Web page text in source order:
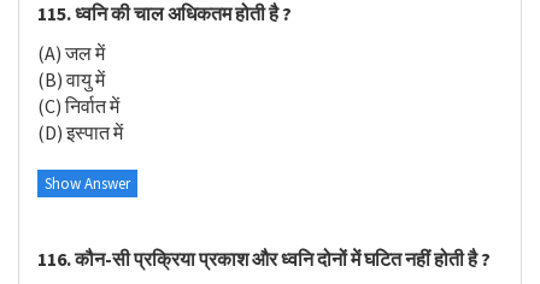
115. ध्वनि की चाल अधिकतम होती है ?
(A) जल में
(B) वायु में
(C) निर्वात में
(D) इस्पात में
Show Answer
116. कौन-सी प्रक्रिया प्रकाश और ध्वनि दोनों में घटित नहीं होती है ?